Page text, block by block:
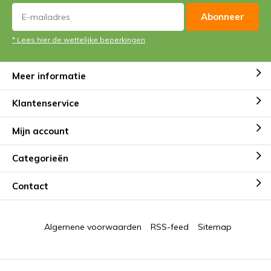
Abonneer
* Lees hier de wettelijke beperkingen
Meer informatie
Klantenservice
Mijn account
Categorieën
Contact
Algemene voorwaarden RSS-feed Sitemap